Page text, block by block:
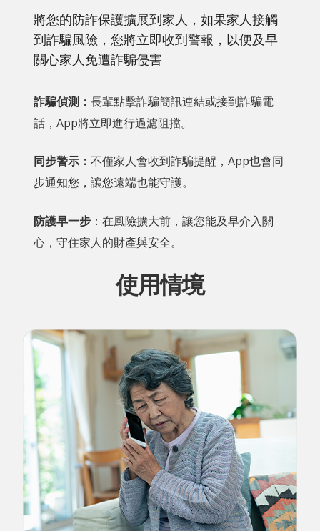
將您的防詐保護擴展到家人，如果家人接觸
到詐騙風險，您將立即收到警報，以便及早
關心家人免遭詐騙侵害
詐騙偵測： 長輩點擊詐騙簡訊連結或接到詐騙電
話，App將立即進行過濾阻擋。
同步警示： 不僅家人會收到詐騙提醒，App也會同
步通知您，讓您遠端也能守護。
防護早一步 ：在風險擴大前，讓您能及早介入關
心，守住家人的財產與安全。
使用情境